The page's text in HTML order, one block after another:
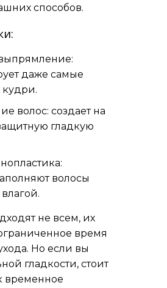
способов.
даже самые
волос: создает на
гладкую
волосы
не всем, их
время
Но если вы
гладкости, стоит
временное